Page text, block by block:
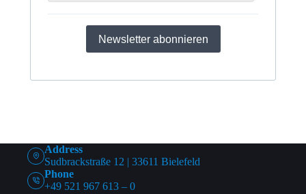
Newsletter abonnieren
Address
Sudbrackstraße 12 | 33611 Bielefeld
Phone
+49 521 967 613 – 0